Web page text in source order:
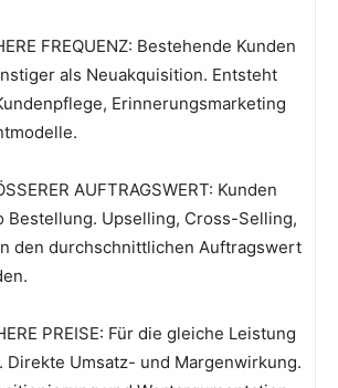
FREQUENZ: Bestehende Kunden
als Neuakquisition. Entsteht
Erinnerungsmarketing
AUFTRAGSWERT: Kunden
Bestellung. Upselling, Cross-Selling,
den durchschnittlichen Auftragswert
PREISE: Für die gleiche Leistung
Direkte Umsatz- und Margenwirkung.